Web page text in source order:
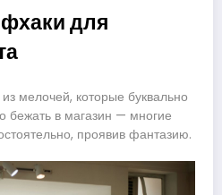
для
мелочей, которые буквально
бежать в магазин — многие
проявив фантазию.